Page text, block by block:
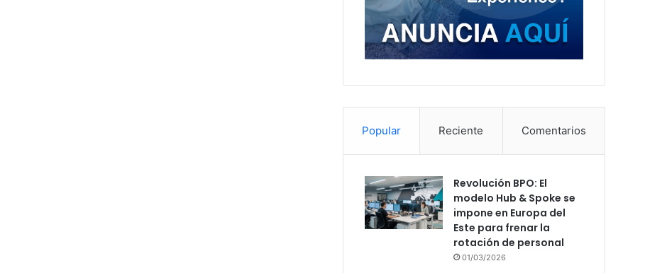
Popular Reciente Comentarios
Revolución BPO: El
modelo Hub & Spoke se
impone en Europa del
Este para frenar la
rotación de personal
01/03/2026